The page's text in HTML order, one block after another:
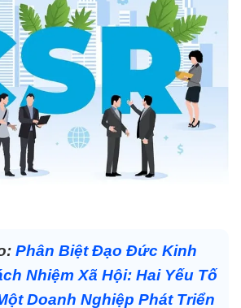
Phân Biệt Đạo Đức Kinh
Nhiệm Xã Hội: Hai Yếu Tố
Doanh Nghiệp Phát Triển